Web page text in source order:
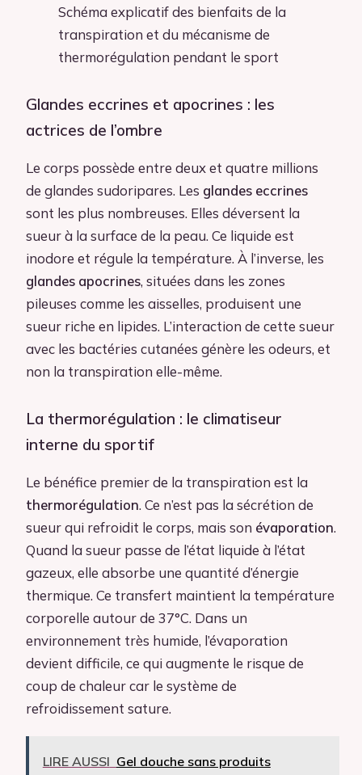
Schéma explicatif des bienfaits de la
transpiration et du mécanisme de
thermorégulation pendant le sport
Glandes eccrines et apocrines : les
actrices de l’ombre
Le corps possède entre deux et quatre millions
de glandes sudoripares. Les glandes eccrines
sont les plus nombreuses. Elles déversent la
sueur à la surface de la peau. Ce liquide est
inodore et régule la température. À l’inverse, les
glandes apocrines, situées dans les zones
pileuses comme les aisselles, produisent une
sueur riche en lipides. L’interaction de cette sueur
avec les bactéries cutanées génère les odeurs, et
non la transpiration elle-même.
La thermorégulation : le climatiseur
interne du sportif
Le bénéfice premier de la transpiration est la
thermorégulation. Ce n’est pas la sécrétion de
sueur qui refroidit le corps, mais son évaporation.
Quand la sueur passe de l’état liquide à l’état
gazeux, elle absorbe une quantité d’énergie
thermique. Ce transfert maintient la température
corporelle autour de 37°C. Dans un
environnement très humide, l’évaporation
devient difficile, ce qui augmente le risque de
coup de chaleur car le système de
refroidissement sature.
LIRE AUSSI Gel douche sans produits